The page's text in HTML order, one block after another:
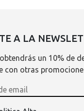
A LA
un 10% de
con otras